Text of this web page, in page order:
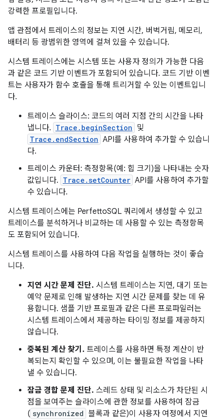
강력한 프로필입니다.
앱 관점에서 트레이스의 정보는 지연 시간, 버벅거림, 메모리,
배터리 등 광범위한 영역에 걸쳐 있을 수 있습니다.
시스템 트레이스에는 시스템 또는 사용자 정의가 가능한 다음
과 같은 코드 기반 이벤트가 포함되어 있습니다. 코드 기반 이벤
트는 사용자가 함수 호출을 통해 트리거할 수 있는 이벤트입니
다.
트레이스 슬라이스: 코드의 여러 지점 간의 시간을 나타
냅니다. Trace.beginSection 및
Trace.endSection API를 사용하여 추가할 수 있습니
다.
트레이스 카운터: 측정항목(예: 힙 크기)을 나타내는 숫자
값입니다. Trace.setCounter API를 사용하여 추가할
수 있습니다.
시스템 트레이스에는 PerfettoSQL 쿼리에서 생성할 수 있고
트레이스를 분석하거나 비교하는 데 사용할 수 있는 측정항목
도 포함되어 있습니다.
시스템 트레이스를 사용하여 다음 작업을 실행하는 것이 좋습
니다.
지연 시간 문제 진단. 시스템 트레이스는 지연, 대기 또는
예약 문제로 인해 발생하는 지연 시간 문제를 찾는 데 유
용합니다. 샘플 기반 프로필과 같은 다른 프로파일러는
시스템 트레이스에서 제공하는 타이밍 정보를 제공하지
않습니다.
중복된 계산 찾기. 트레이스를 사용하면 특정 계산이 반
복되는지 확인할 수 있으며, 이는 불필요한 작업을 나타
낼 수 있습니다.
잠금 경합 문제 진단. 스레드 상태 및 리소스가 차단된 시
점을 보여주는 슬라이스에 관한 정보를 사용하여 잠금
( synchronized 블록과 같은)이 사용자 여정에서 지연